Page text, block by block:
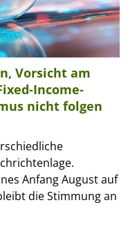
Vorsicht am
Income-
nicht folgen
Anfang August auf
die Stimmung an